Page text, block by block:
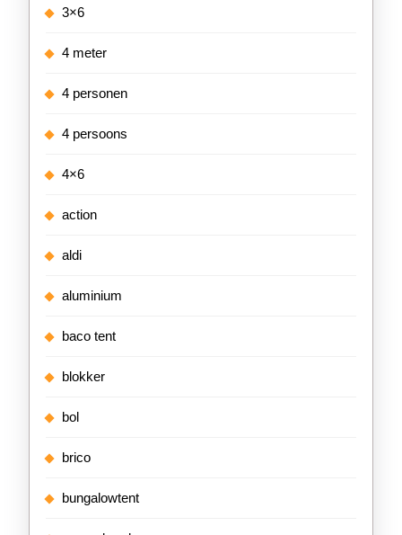
3×6
4 meter
4 personen
4 persoons
4×6
action
aldi
aluminium
baco tent
blokker
bol
brico
bungalowtent